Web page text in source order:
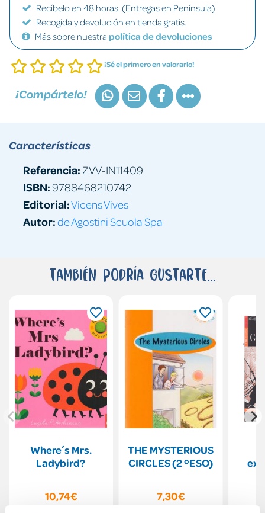
Recíbelo en 48 horas. (Entregas en Península)
Recogida y devolución en tienda gratis.
Más sobre nuestra política de devoluciones
¡Sé el primero en valorarlo!
¡Compártelo!
Características
Referencia: ZVV-IN11409
ISBN:9788468210742
Editorial:Vicens Vives
Autor:de Agostini Scuola Spa
También podría gustarte...
Where´s Mrs.
Ladybird?
10,74€
THE MYSTERIOUS
CIRCLES (2 ºESO)
7,30€